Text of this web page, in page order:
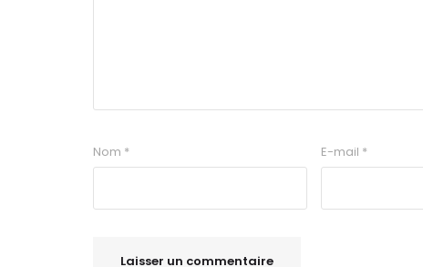
Nom * E-mail *